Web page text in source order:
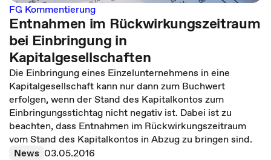
FG Kommentierung
Entnahmen im Rückwirkungszeitraum
bei Einbringung in
Kapitalgesellschaften
Die Einbringung eines Einzelunternehmens in eine
Kapitalgesellschaft kann nur dann zum Buchwert
erfolgen, wenn der Stand des Kapitalkontos zum
Einbringungsstichtag nicht negativ ist. Dabei ist zu
beachten, dass Entnahmen im Rückwirkungszeitraum
vom Stand des Kapitalkontos in Abzug zu bringen sind.
News 03.05.2016